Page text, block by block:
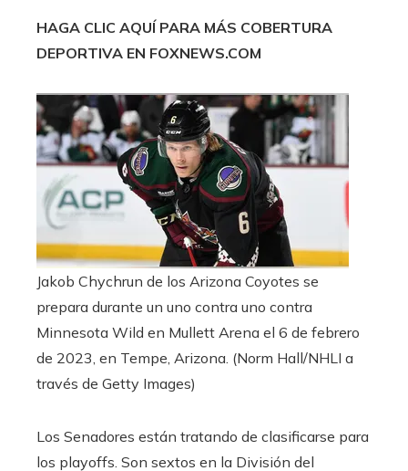
HAGA CLIC AQUÍ PARA MÁS COBERTURA
DEPORTIVA EN FOXNEWS.COM
Jakob Chychrun de los Arizona Coyotes se
prepara durante un uno contra uno contra
Minnesota Wild en Mullett Arena el 6 de febrero
de 2023, en Tempe, Arizona. (Norm Hall/NHLI a
través de Getty Images)
Los Senadores están tratando de clasificarse para
los playoffs. Son sextos en la División del